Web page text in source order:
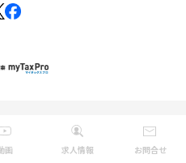
画 求人情報 お問合せ
Ｃ Corporation